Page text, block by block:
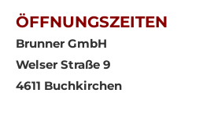
ÖFFNUNGSZEITEN
Brunner GmbH
Welser Straße 9
4611 Buchkirchen